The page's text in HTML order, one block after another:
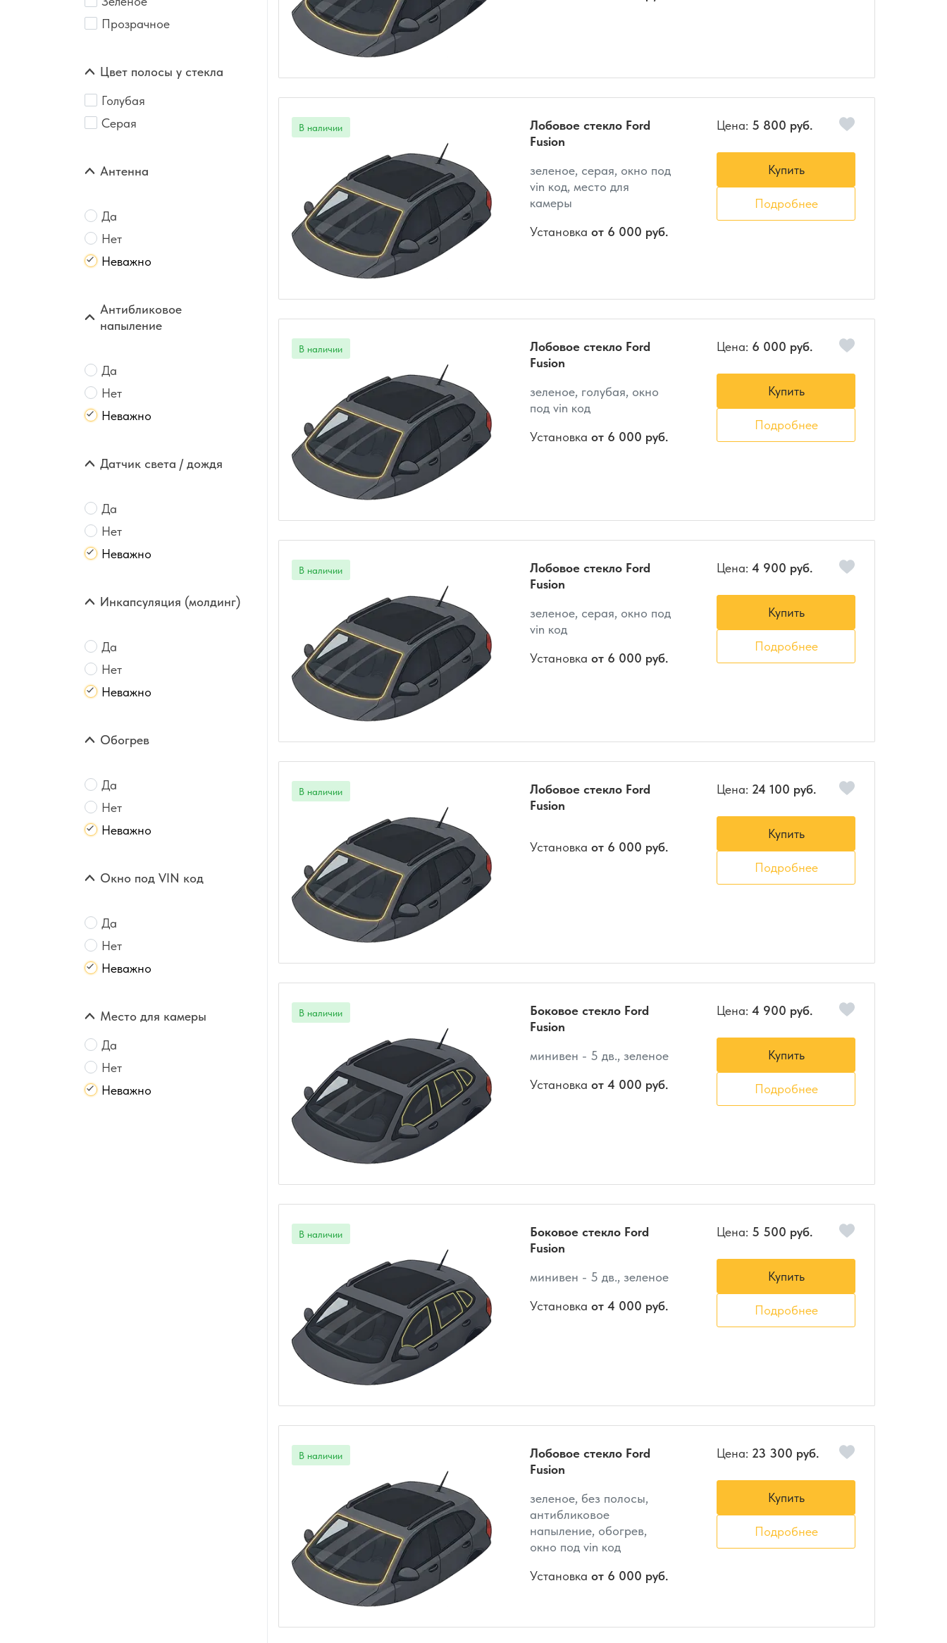
Прозрачное
Цвет полосы у стекла
Голубая
Серая
Антенна
Да
Нет
Неважно
Антибликовое
напыление
Да
Нет
Неважно
Датчик света / дождя
Да
Нет
Неважно
Инкапсуляция (молдинг)
Да
Нет
Неважно
Обогрев
Да
Нет
Неважно
Окно под VIN код
Да
Нет
Неважно
Место для камеры
Да
Нет
Неважно
Лобовое стекло Ford
Fusion
зеленое, серая, окно под
vin код, место для
камеры
Установка от 6 000 руб.
Цена: 5 800 руб.
Купить
Подробнее
Лобовое стекло Ford
Fusion
зеленое, голубая, окно
под vin код
Установка от 6 000 руб.
Цена: 6 000 руб.
Купить
Подробнее
Лобовое стекло Ford
Fusion
зеленое, серая, окно под
vin код
Установка от 6 000 руб.
Цена: 4 900 руб.
Купить
Подробнее
Лобовое стекло Ford
Fusion
Установка от 6 000 руб.
Цена: 24 100 руб.
Купить
Подробнее
Боковое стекло Ford
Fusion
минивен - 5 дв., зеленое
Установка от 4 000 руб.
Цена: 4 900 руб.
Купить
Подробнее
Боковое стекло Ford
Fusion
минивен - 5 дв., зеленое
Установка от 4 000 руб.
Цена: 5 500 руб.
Купить
Подробнее
Лобовое стекло Ford
Fusion
зеленое, без полосы,
антибликовое
напыление, обогрев,
окно под vin код
Установка от 6 000 руб.
Цена: 23 300 руб.
Купить
Подробнее